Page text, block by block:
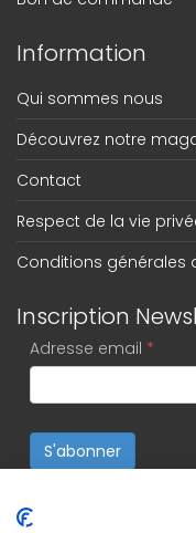
Information
Qui sommes nous
Découvrez notre
Contact
Respect de la vie
Conditions générales
Inscription
Adresse email *
S'abonner